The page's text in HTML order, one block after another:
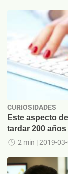
CURIOSIDADES
Este aspecto
tardar 200
2 min | 2019-